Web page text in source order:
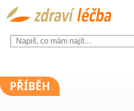
PŘÍBĚH